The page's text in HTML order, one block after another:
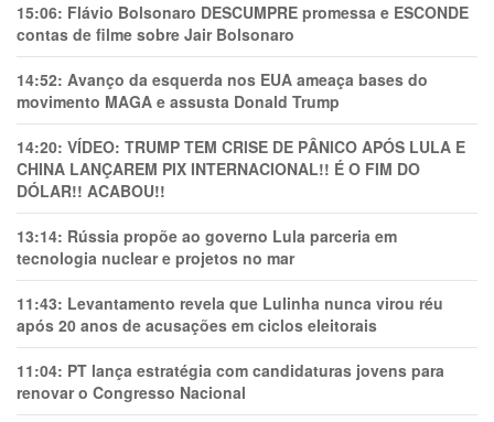
15:06: Flávio Bolsonaro DESCUMPRE promessa e ESCONDE
contas de filme sobre Jair Bolsonaro
14:52: Avanço da esquerda nos EUA ameaça bases do
movimento MAGA e assusta Donald Trump
14:20: VÍDEO: TRUMP TEM CRlSE DE PÂNlCO APÓS LULA E
CHINA LANÇAREM PIX INTERNACIONAL!! É O FIM DO
DÓLAR!! ACABOU!!
13:14: Rússia propõe ao governo Lula parceria em
tecnologia nuclear e projetos no mar
11:43: Levantamento revela que Lulinha nunca virou réu
após 20 anos de acusações em ciclos eleitorais
11:04: PT lança estratégia com candidaturas jovens para
renovar o Congresso Nacional